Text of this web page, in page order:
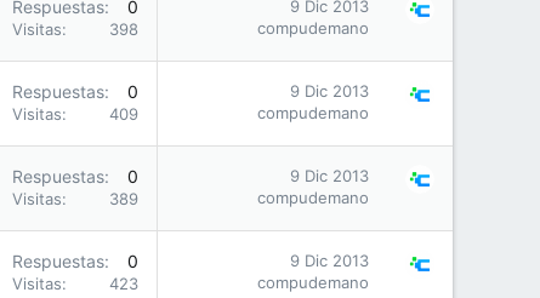
Respuestas 0
Visitas 398
9 Dic 2013
compudemano
Respuestas 0
Visitas 409
9 Dic 2013
compudemano
Respuestas 0
Visitas 389
9 Dic 2013
compudemano
Respuestas 0
Visitas 423
9 Dic 2013
compudemano